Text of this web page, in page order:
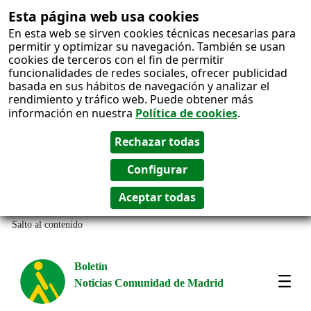
Esta página web usa cookies
En esta web se sirven cookies técnicas necesarias para
permitir y optimizar su navegación. También se usan
cookies de terceros con el fin de permitir
funcionalidades de redes sociales, ofrecer publicidad
basada en sus hábitos de navegación y analizar el
rendimiento y tráfico web. Puede obtener más
información en nuestra Política de cookies.
Salto al contenido
Boletín
Noticias Comunidad de Madrid